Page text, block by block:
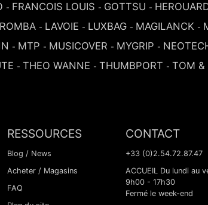
- FRANCOIS LOUIS - GOTTSU -
- LAVOIE - LUXBAG - MAGILANCK -
- MTP - MUSICOVER - MYGRIP -
- THEO WANNE - THUMBPORT - TOM &
RESSOURCES
Blog / News
Acheter / Magasins
FAQ
CONTACT
+33 (0)2.54.72.87.47
ACCUEIL Du lundi au
9h00 - 17h30
Fermé le week-end